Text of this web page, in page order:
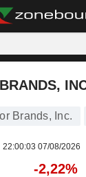
INC.
Brands, Inc.
22:00:03 07/08/2026
-2,22%